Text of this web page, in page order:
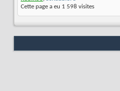
Cette page a eu 1 598 visites